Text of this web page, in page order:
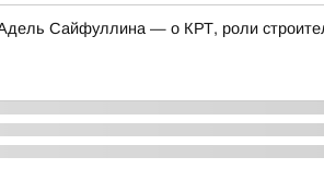
Сайфуллина — о КРТ, роли